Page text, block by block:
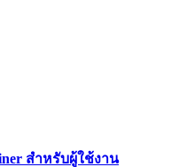
สำหรับผู้ใช้งาน